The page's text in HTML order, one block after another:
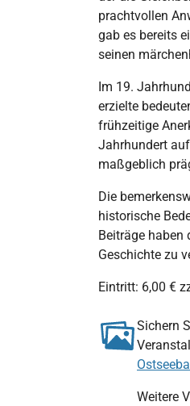
prachtvollen
gab es bereits
seinen
Im 19.
erzielte
frühzeitige
Jahrhundert
maßgeblich
Die
historische
Beiträge haben
Geschichte zu
Eintritt: 6,00 €
Sichern
Weitere